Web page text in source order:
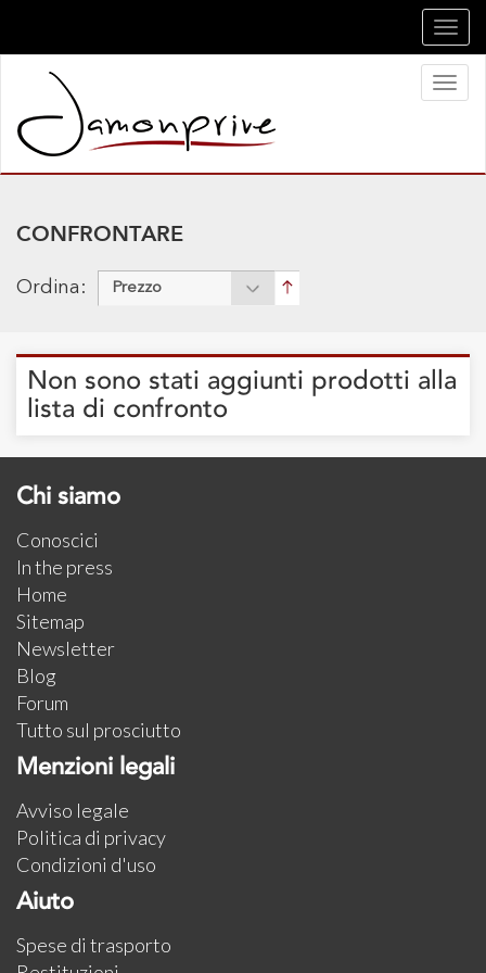
CONFRONTARE
Ordina: Prezzo
Non sono stati aggiunti prodotti alla
lista di confronto
Chi siamo
Conoscici
In the press
Home
Sitemap
Newsletter
Blog
Forum
Tutto sul prosciutto
Menzioni legali
Avviso legale
Politica di privacy
Condizioni d'uso
Aiuto
Spese di trasporto